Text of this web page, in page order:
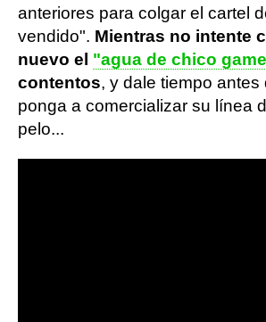
anteriores para colgar el cartel
vendido". Mientras no intente
nuevo el "agua de chico
contentos, y dale tiempo antes
ponga a comercializar su línea
pelo...